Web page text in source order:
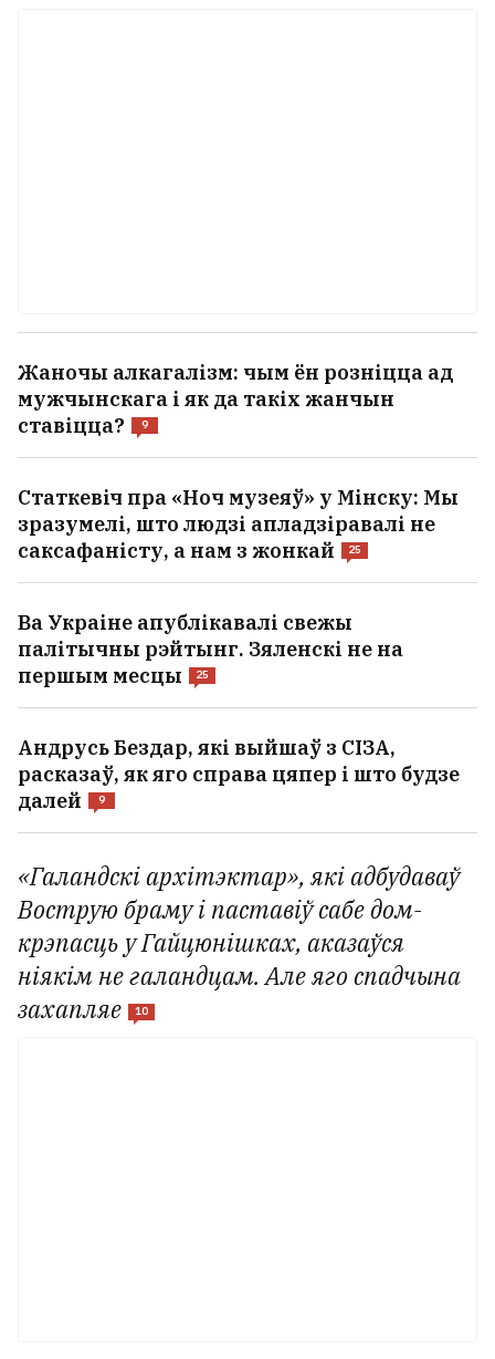
Жаночы алкагалізм: чым ён розніцца ад
мужчынскага і як да такіх жанчын
ставіцца?
9
Статкевіч пра «Ноч музеяў» у Мінску: Мы
зразумелі, што людзі апладзіравалі не
саксафаністу, а нам з жонкай
25
Ва Украіне апублікавалі свежы
палітычны рэйтынг. Зяленскі не на
першым месцы
25
Андрусь Бездар, які выйшаў з СІЗА,
расказаў, як яго справа цяпер і што будзе
далей
9
«Галандскі архітэктар», які адбудаваў
Вострую браму і паставіў сабе дом-
крэпасць у Гайцюнішках, аказаўся
ніякім не галандцам. Але яго спадчына
захапляе
10